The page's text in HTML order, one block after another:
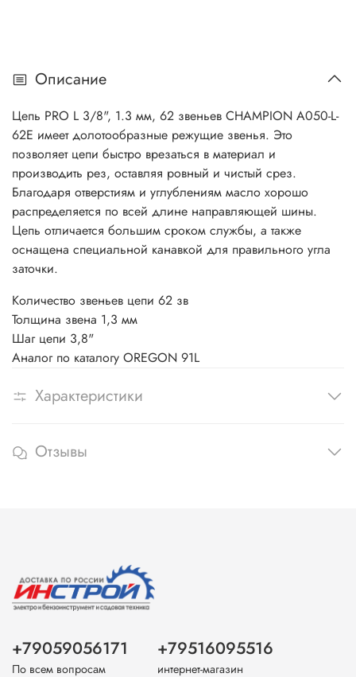
Описание
Цепь PRO L 3/8", 1.3 мм, 62 звеньев CHAMPION A050-L-
62E имеет долотообразные режущие звенья. Это
позволяет цепи быстро врезаться в материал и
производить рез, оставляя ровный и чистый срез.
Благодаря отверстиям и углублениям масло хорошо
распределяется по всей длине направляющей шины.
Цепь отличается большим сроком службы, а также
оснащена специальной канавкой для правильного угла
заточки.
Количество звеньев цепи 62 зв
Толщина звена 1,3 мм
Шаг цепи 3,8"
Аналог по каталогу OREGON 91L
Характеристики
Отзывы
+79059056171
По всем вопросам
+79516095516
интернет-магазин